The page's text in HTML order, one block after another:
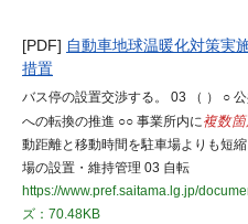
[PDF] 自動車地球温暖化対策実
措置
バス停の設置交渉する。 03 （ ） ○
への転換の推進 ○○ 事業所内に複数
動距離と移動時間を駐車場よりも短
場の設置・維持管理 03 自転
https://www.pref.saitama.lg.jp/
ズ：70.48KB